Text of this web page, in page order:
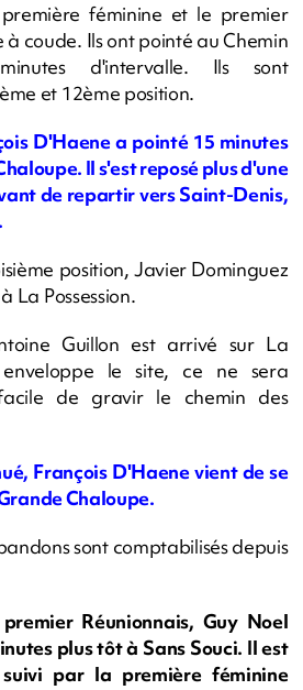
féminine et le premier
à coude. Ils ont pointé au Chemin
d'intervalle. Ils sont
et 12ème position.
D'Haene a pointé 15 minutes
Il s'est reposé plus d'une
de repartir vers Saint-Denis,
position, Javier Dominguez
La Possession.
Guillon est arrivé sur La
enveloppe le site, ce ne sera
de gravir le chemin des
François D'Haene vient de se
Chaloupe.
sont comptabilisés depuis
Réunionnais, Guy Noel
plus tôt à Sans Souci. Il est
par la première féminine